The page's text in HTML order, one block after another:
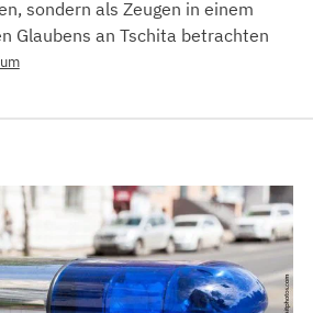
sondern als Zeugen in einem
Glaubens an Tschita betrachten